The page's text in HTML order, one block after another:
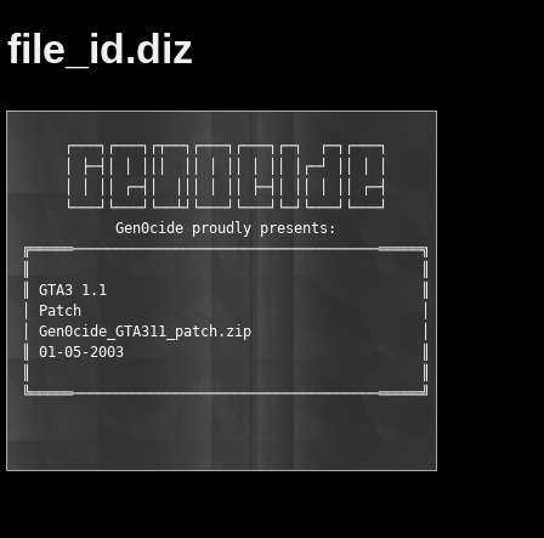
file_id.diz
      ┌───┐┌───┐┌┬──┐┌───┐┌───┐┌─┐  ┌─┐┌───┐
      │ ├─┤│ │ │││  ││ │ ││ │ ││ │┌─┘ ││ │ │
      │ │ ││ ┌─┤│  │││ │ ││ ├─┤│ ││ │ ││ ┌─┤
      └───┘└───┘└──┴┘└───┘└───┘└─┘└───┘└───┘
            Gen0cide proudly presents:
╔═════────────────────────────────────────═════╗
║ GTA3 1.1                                     ║
│ Patch                                        │
│ Gen0cide_GTA311_patch.zip                    │
║ 01-05-2003                                   ║